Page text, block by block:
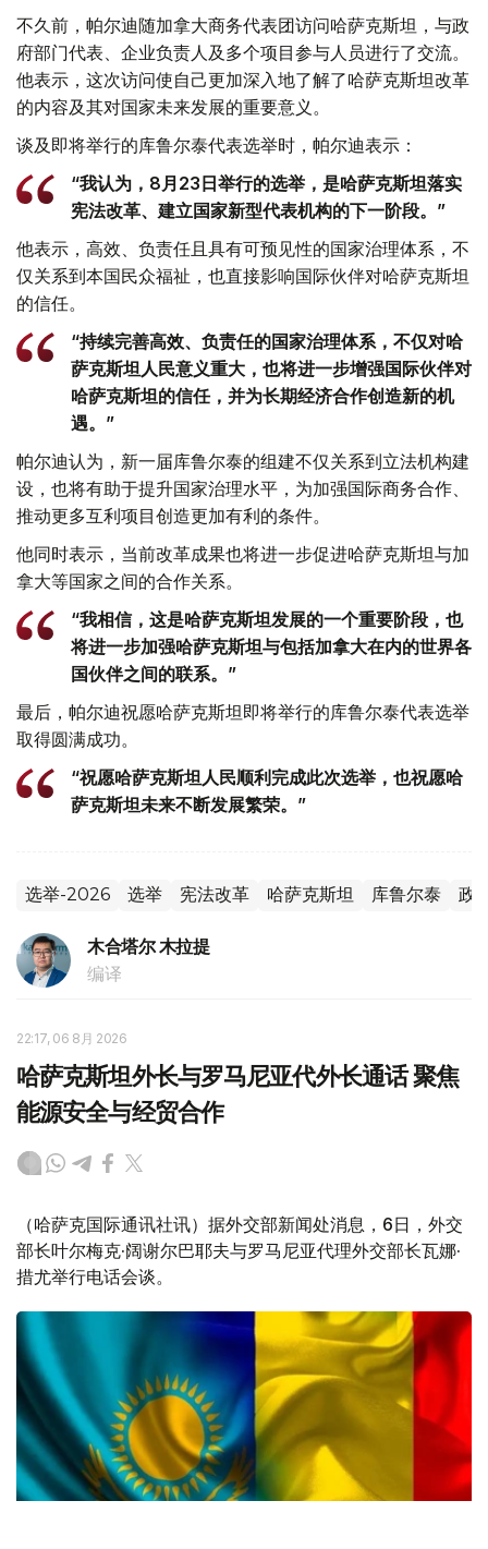
不久前，帕尔迪随加拿大商务代表团访问哈萨克斯坦，与政
府部门代表、企业负责人及多个项目参与人员进行了交流。
他表示，这次访问使自己更加深入地了解了哈萨克斯坦改革
的内容及其对国家未来发展的重要意义。
谈及即将举行的库鲁尔泰代表选举时，帕尔迪表示：
“我认为，8月23日举行的选举，是哈萨克斯坦落实
宪法改革、建立国家新型代表机构的下一阶段。”
他表示，高效、负责任且具有可预见性的国家治理体系，不
仅关系到本国民众福祉，也直接影响国际伙伴对哈萨克斯坦
的信任。
“持续完善高效、负责任的国家治理体系，不仅对哈
萨克斯坦人民意义重大，也将进一步增强国际伙伴对
哈萨克斯坦的信任，并为长期经济合作创造新的机
遇。”
帕尔迪认为，新一届库鲁尔泰的组建不仅关系到立法机构建
设，也将有助于提升国家治理水平，为加强国际商务合作、
推动更多互利项目创造更加有利的条件。
他同时表示，当前改革成果也将进一步促进哈萨克斯坦与加
拿大等国家之间的合作关系。
“我相信，这是哈萨克斯坦发展的一个重要阶段，也
将进一步加强哈萨克斯坦与包括加拿大在内的世界各
国伙伴之间的联系。”
最后，帕尔迪祝愿哈萨克斯坦即将举行的库鲁尔泰代表选举
取得圆满成功。
“祝愿哈萨克斯坦人民顺利完成此次选举，也祝愿哈
萨克斯坦未来不断发展繁荣。”
选举-2026 选举 宪法改革 哈萨克斯坦 库鲁尔泰 政
木合塔尔 木拉提
编译
22:17, 06 8月 2026
哈萨克斯坦外长与罗马尼亚代外长通话 聚焦
能源安全与经贸合作
（哈萨克国际通讯社讯）据外交部新闻处消息，6日，外交
部长叶尔梅克·阔谢尔巴耶夫与罗马尼亚代理外交部长瓦娜·
措尤举行电话会谈。